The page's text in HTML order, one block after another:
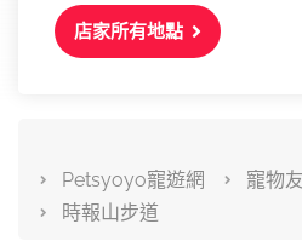
店家所有地點
Petsyoyo寵遊網
寵物
時報山步道